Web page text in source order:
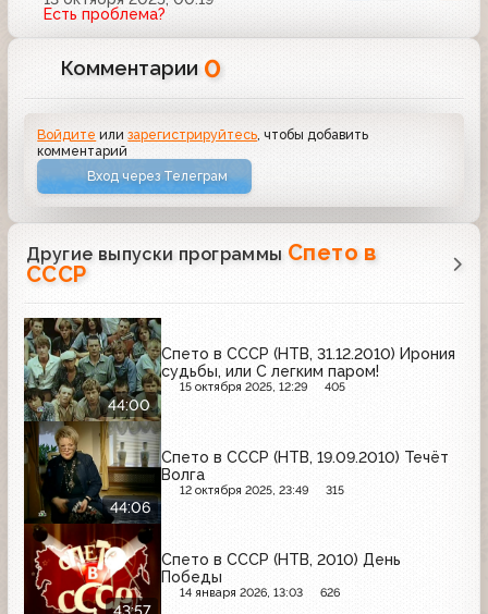
Есть проблема?
Комментарии 0
Войдите илизарегистрируйтесь , чтобы добавить
комментарий
Вход через Телеграм
Другие выпуски программы Спето в
СССР
44:00
Спето в СССР (НТВ, 31.12.2010) Ирония
судьбы, или С легким паром!
15 октября 2025, 12:29 405
44:06
Спето в СССР (НТВ, 19.09.2010) Течёт
Волга
12 октября 2025, 23:49 315
Спето в СССР (НТВ, 2010) День
Победы
14 января 2026, 13:03 626